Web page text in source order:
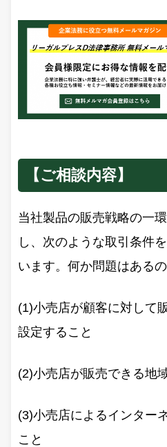
【ご相談内容】
当社製品の販売戦略の一
し、次のような取引条件
います。何か問題はあるの
(1)小売店が顧客に対して
設定すること
(2)小売店が販売できる地
(3)小売店によるインター
こと